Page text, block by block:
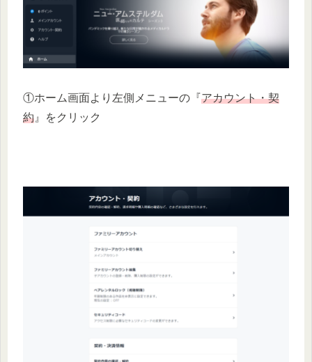
①ホーム画面より左側メニューの『アカウント・契
約 』をクリック